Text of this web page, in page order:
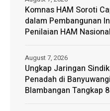
Komnas HAM Soroti
dalam Pembangunan
Penilaian HAM Nasional
Ungkap Jaringan
Penadah di
Blambangan Tangkap
August 7, 2026